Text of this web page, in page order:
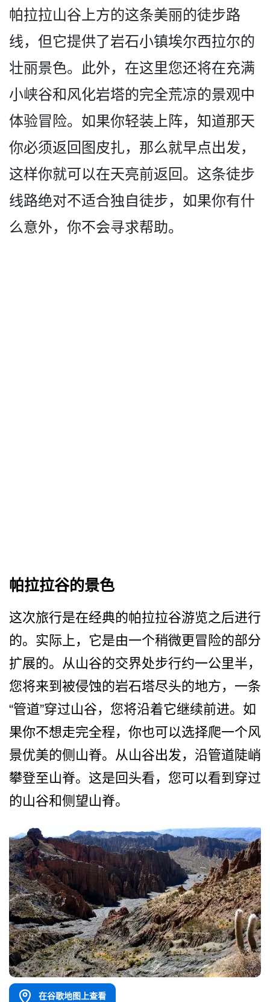
帕拉拉山谷上方的这条美丽的徒步路
线，但它­提供了岩石小镇埃尔西拉尔的
壮丽景色。此外，在这里­您还将在充满
小峡谷和风化岩塔的完全荒凉的景观中
体­验冒险。如果你轻装上阵，知道那天
你必须返回图皮扎­，那么就早点出发，
这样你就可以在天亮前返回。这条­徒步
线路绝对不适合独自徒步，如果你有什
么意外，你­不会寻求帮助。
帕拉拉谷的景色
这次旅行是在经典的帕拉拉谷­游览之后进行
的。实际上，它是由一个稍微更冒险的部­分
扩展的。从山谷的交界处步行约一公里半，
您将来到­被侵蚀的岩石塔尽头的地方，一条
“管道”穿过山谷，­您将沿着它继续前进。如
果你不想走完全程，你也可以­选择爬一个风
景优美的侧山脊。从山谷出发，沿管道陡­峭
攀登至山脊。这是回头看，您可以看到穿过
的山谷和­侧望山脊。
在谷歌地图上查看